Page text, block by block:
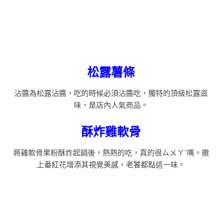
松露薯條
沾醬為松露沾醬，吃的時候必須沾醬吃，獨特的頂級松露滋
味，是店內人氣商品。
酥炸雞軟骨
將雞軟骨果粉酥炸起鍋後，熱熱的吃，真的很ㄙㄨㄚˋ嘴。撒
上番紅花增添其視覺美感，老饕都點這一味。